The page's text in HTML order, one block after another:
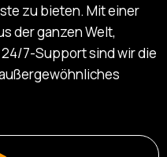
zu bieten. Mit einer
der ganzen Welt,
7-Support sind wir die